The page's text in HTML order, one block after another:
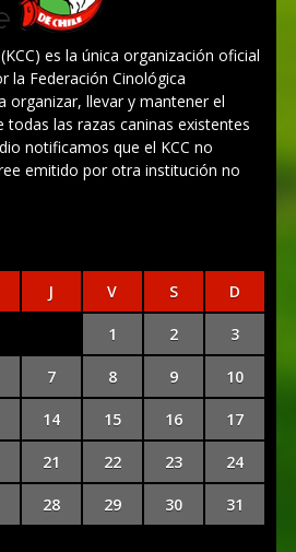
es la única organización oficial
la Federación Cinológica
organizar, llevar y mantener el
las razas caninas existentes
notificamos que el KCC no
emitido por otra institución no
J V S D
1 2 3
7 8 9 10
14 15 16 17
21 22 23 24
28 29 30 31